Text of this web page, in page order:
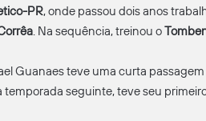
PR, onde passou dois anos
. Na sequência, treinou o
Guanaes teve uma curta
temporada seguinte, teve seu